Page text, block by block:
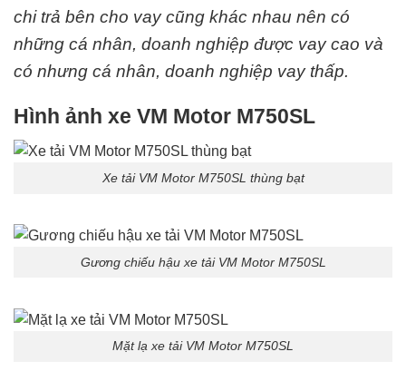
chi trả bên cho vay cũng khác nhau nên có
những cá nhân, doanh nghiệp được vay cao và
có nhưng cá nhân, doanh nghiệp vay thấp.
Hình ảnh xe VM Motor M750SL
Xe tải VM Motor M750SL thùng bạt
Gương chiếu hậu xe tải VM Motor M750SL
Mặt lạ xe tải VM Motor M750SL